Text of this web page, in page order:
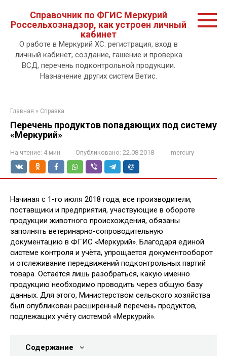
контенту.
Справочник по ФГИС Меркурий
Россельхознадзор, как устроен личный
кабинет
О работе в Меркурий ХС: регистрация, вход в
личный кабинет, создание, гашение и проверка
ВСД, перечень подконтрольной продукции.
Назначение других систем Ветис.
Главная » Справка
Перечень продуктов попадающих под систему
«Меркурий»
На чтение: 4 мин Опубликовано: 22.08.2018 mercury
Начиная с 1-го июля 2018 года, все производители,
поставщики и предприятия, участвующие в обороте
продукции животного происхождения, обязаны
заполнять ветеринарно-сопроводительную
документацию в ФГИС «Меркурий». Благодаря единой
системе контроля и учёта, упрощается документооборот
и отслеживание передвижений подконтрольных партий
товара. Остаётся лишь разобраться, какую именно
продукцию необходимо проводить через общую базу
данных. Для этого, Министерством сельского хозяйства
был опубликован расширенный перечень продуктов,
подлежащих учёту системой «Меркурий».
Содержание